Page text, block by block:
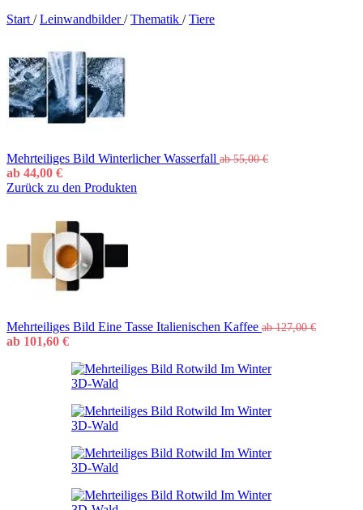
Start / Leinwandbilder/ Thematik / Tiere
Mehrteiliges Bild Winterlicher Wasserfall ab55,00€
ab 44,00 €
Zurück zu den Produkten
Mehrteiliges Bild Eine Tasse Italienischen Kaffee ab127,00€
ab 101,60 €